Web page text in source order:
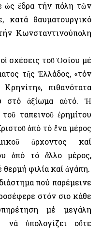
ὡς ἕδρα τήν πόλη τῶν
κατά θαυματουργικό
Κωνσταντινούπολη
σχέσεις τοῦ Ὁσίου μέ
τῆς Ἑλλάδος, «τόν
πιθανότατα
στό ἀξίωμα αὐτό. Ἡ
ταπεινοῦ ἐρημίτου
ἀπό τό ἕνα μέρος
ἄρχοντος καί
ἀπό τό ἄλλο μέρος,
φιλία καί ἀγάπη.
πού παρέμεινε
στόν Ὅσιο κάθε
μέ μεγάλη
νά ὑπολογίζει οὔτε